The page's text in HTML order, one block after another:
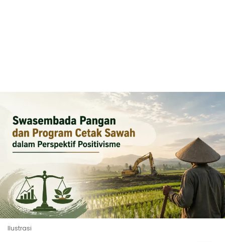
Ilustrasi